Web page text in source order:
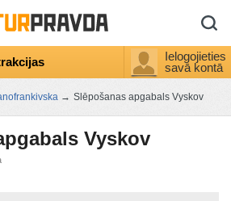
Ielogojieties
savā kontā
→ Slēpošanas apgabals Vyskov
Vyskov